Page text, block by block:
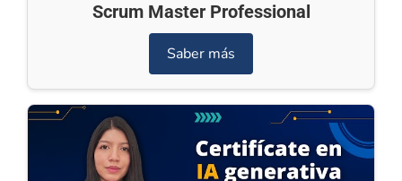
Scrum Master Professional
Saber más